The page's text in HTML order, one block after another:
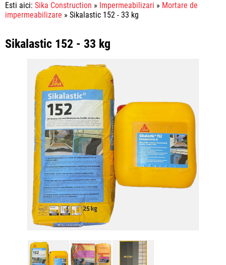
Esti aici: Sika Construction » Impermeabilizari » Mortare de
impermeabilizare » Sikalastic 152 - 33 kg
Sikalastic 152 - 33 kg